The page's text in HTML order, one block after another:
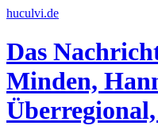
huculvi.de
Das
Minden,